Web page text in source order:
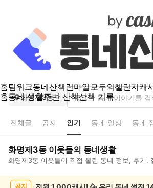
홈팀워크동네산책 런마일모두의챌린지캐
홈동네 생활주변 산책산책 기록
화명제3동
전체글 공지 인기 동네 일상 동네
화명제3동 이웃들의 동네생활
화명제3동 이웃들이 직접 올린 동네 정보, 후기,
공지